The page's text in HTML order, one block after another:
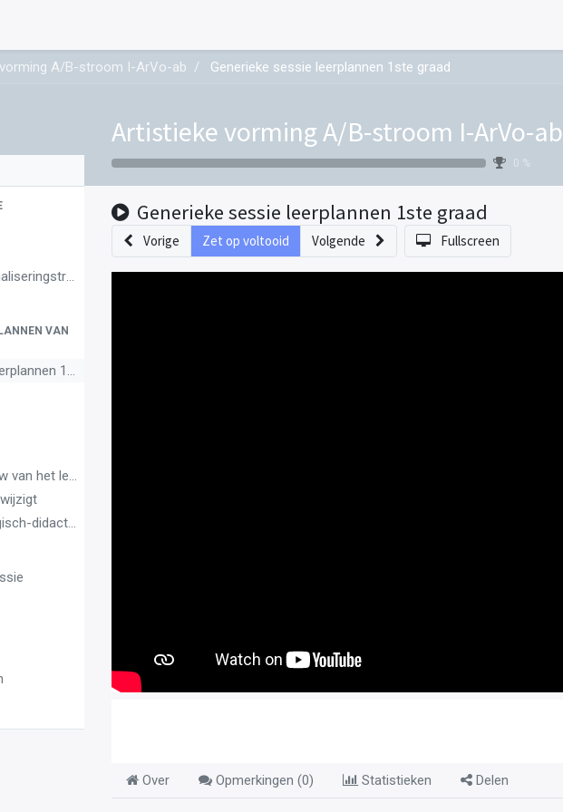
A/B-stroom I-ArVo-ab Generieke sessie leerplannen 1ste graad
Artistieke vorming A/B-stroom I-ArVo-ab
0 %
VAN
1ste graad
het leerplan
aandachtspunten
Generieke sessie leerplannen 1ste graad
Vorige Zet op voltooid Volgende Fullscreen
Over Opmerkingen (0) Statistieken Delen